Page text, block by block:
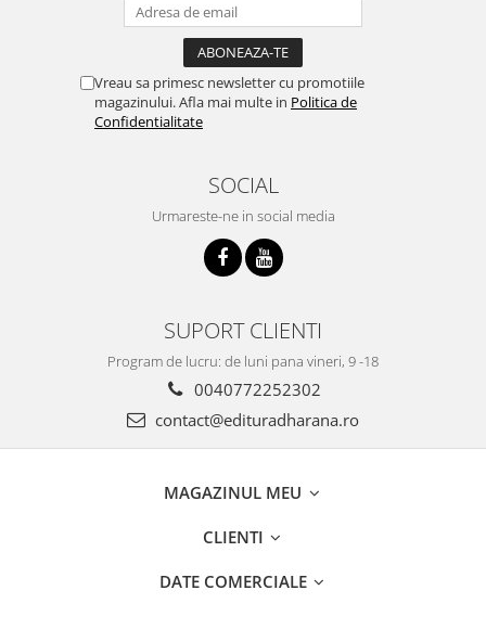
Vreau sa primesc newsletter cu promotiile
magazinului. Afla mai multe in Politica de
Confidentialitate
SOCIAL
Urmareste-ne in social media
SUPORT CLIENTI
Program de lucru: de luni pana vineri, 9 -18
0040772252302
contact@edituradharana.ro
MAGAZINUL MEU
CLIENTI
DATE COMERCIALE